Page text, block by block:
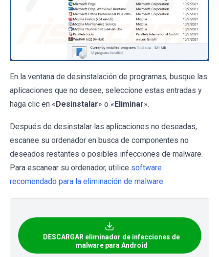
En la ventana de desinstalación de programas, busque las
aplicaciones que no desee, seleccione estas entradas y
haga clic en «Desinstalar» o «Eliminar».
Después de desinstalar las aplicaciones no deseadas,
escanee su ordenador en busca de componentes no
deseados restantes o posibles infecciones de malware.
Para escanear su ordenador, utilice software
recomendado para la eliminación de malware.
DESCARGAR eliminador de infecciones de
malware para Android